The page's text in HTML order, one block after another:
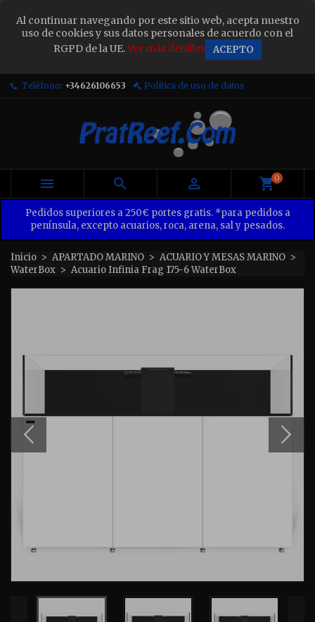
Al continuar navegando por este sitio web, acepta nuestro
uso de cookies y sus datos personales de acuerdo con el
RGPD de la UE.Ver más detalles ACEPTO
Teléfono: +34626106653 Política de uso de datos
   0
Pedidos superiores a 250€ portes gratis. *para pedidos a
península, excepto acuarios, roca, arena, sal y pesados.
Inicio APARTADO MARINO
ACUARIO Y MESAS MARINO
WaterBox
Acuario Infinia Frag 175-6 WaterBox
Sign in ×
You need to be logged in to save products in your
wish list.